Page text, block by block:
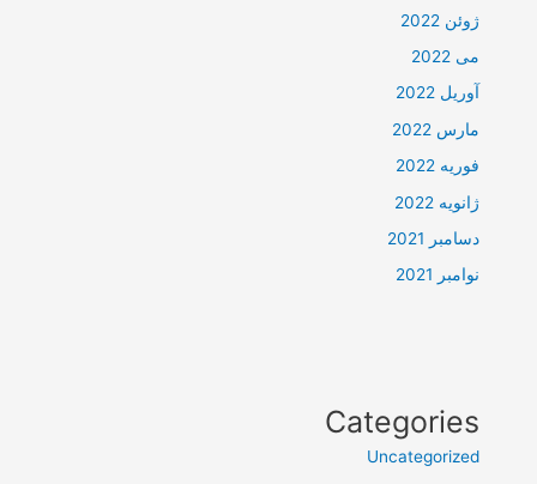
ژوئن 2022
می 2022
آوریل 2022
مارس 2022
فوریه 2022
ژانویه 2022
دسامبر 2021
نوامبر 2021
Categories
Uncategorized